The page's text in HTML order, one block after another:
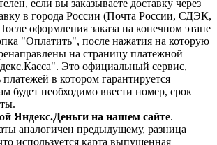
если вы заказываете доставку через
в города России (Почта России, СДЭК,
оформления заказа на конечном этапе
"Оплатить", после нажатия на которую
на страницу платежной
Это официальный сервис,
платежей в котором гарантируется
будет необходимо ввести номер, срок
Яндекс.Деньги на нашем сайте.
аналогичен предыдущему, разница
используется карта выпущенная